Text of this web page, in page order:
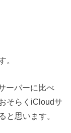
。
ーバーに比べ
そらくiCloudサ
と思います。